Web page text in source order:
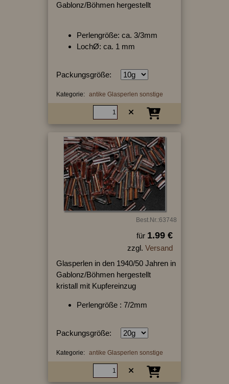
Gablonz/Böhmen hergestellt
Perlengröße: ca. 3/3mm
LochØ: ca. 1 mm
Packungsgröße:
Kategorie: antike Glasperlen sonstige
Best.Nr.:63748
für 1.99 €
zzgl. Versand
Glasperlen in den 1940/50 Jahren in
Gablonz/Böhmen hergestellt
kristall mit Kupfereinzug
Perlengröße : 7/2mm
Packungsgröße:
Kategorie: antike Glasperlen sonstige